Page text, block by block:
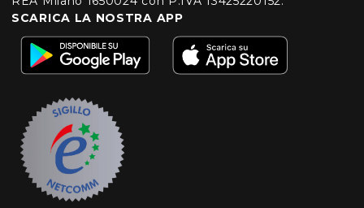
SCARICA LA NOSTRA APP